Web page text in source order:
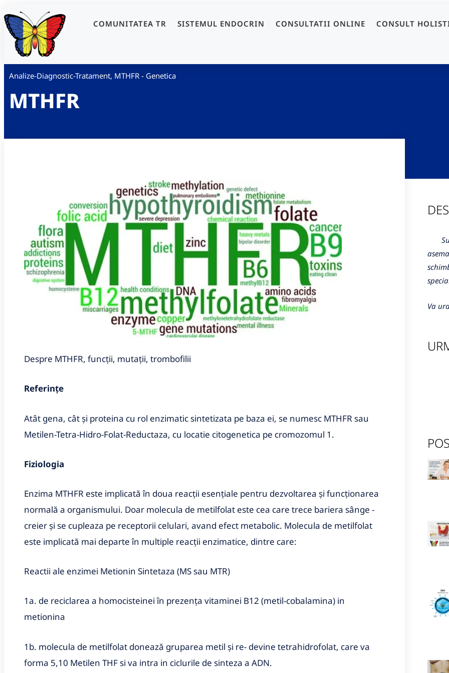
COMUNITATEA TR SISTEMUL ENDOCRIN CONSULTATII ONLINE CONSULT
Analize-Diagnostic-Tratament, MTHFR - Genetica
MTHFR
Despre MTHFR, funcții, mutații, trombofilii
Referințe
Atât gena, cât și proteina cu rol enzimatic sintetizata pe baza ei, se numesc MTHFR sau
Metilen-Tetra-Hidro-Folat-Reductaza, cu locatie citogenetica pe cromozomul 1.
Fiziologia
Enzima MTHFR este implicată în doua reacții esențiale pentru dezvoltarea și funcționarea
normală a organismului. Doar molecula de metilfolat este cea care trece bariera sânge -
creier și se cupleaza pe receptorii celulari, avand efect metabolic. Molecula de metilfolat
este implicată mai departe în multiple reacții enzimatice, dintre care:
Reactii ale enzimei Metionin Sintetaza (MS sau MTR)
1a. de reciclarea a homocisteinei în prezența vitaminei B12 (metil-cobalamina) in
metionina
1b. molecula de metilfolat donează gruparea metil și re- devine tetrahidrofolat, care va
forma 5,10 Metilen THF si va intra in ciclurile de sinteza a ADN.
Va